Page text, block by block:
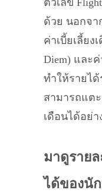
ด้วย นอกจา
ค่าเบี้ยเลี้ยง
Diem) และ
ทำให้รายไ
สามารถแต
เดือนได้อย่า
มาดูรายล
ได้ของนั